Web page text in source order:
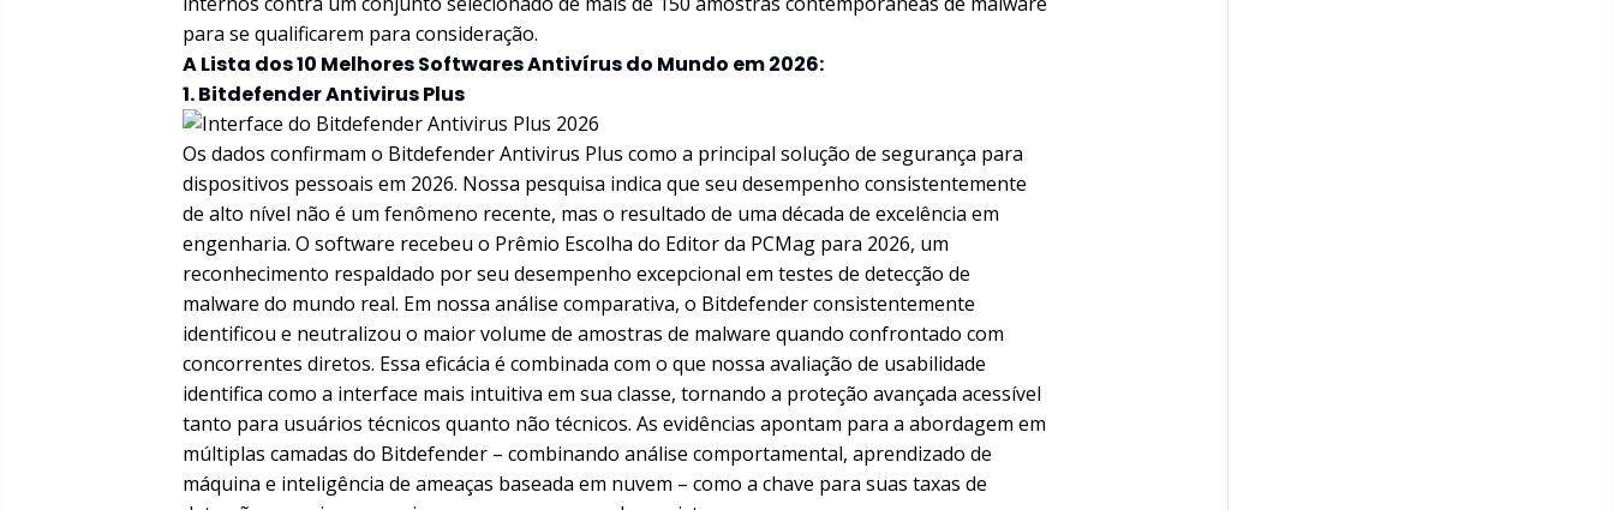
para se qualificarem para consideração.
A Lista dos 10 Melhores Softwares Antivírus do Mundo em 2026:
1. Bitdefender Antivirus Plus
Os dados confirmam o Bitdefender Antivirus Plus como a principal solução de segurança para
dispositivos pessoais em 2026. Nossa pesquisa indica que seu desempenho consistentemente
de alto nível não é um fenômeno recente, mas o resultado de uma década de excelência em
engenharia. O software recebeu o Prêmio Escolha do Editor da PCMag para 2026, um
reconhecimento respaldado por seu desempenho excepcional em testes de detecção de
malware do mundo real. Em nossa análise comparativa, o Bitdefender consistentemente
identificou e neutralizou o maior volume de amostras de malware quando confrontado com
concorrentes diretos. Essa eficácia é combinada com o que nossa avaliação de usabilidade
identifica como a interface mais intuitiva em sua classe, tornando a proteção avançada acessível
tanto para usuários técnicos quanto não técnicos. As evidências apontam para a abordagem em
múltiplas camadas do Bitdefender – combinando análise comportamental, aprendizado de
máquina e inteligência de ameaças baseada em nuvem – como a chave para suas taxas de